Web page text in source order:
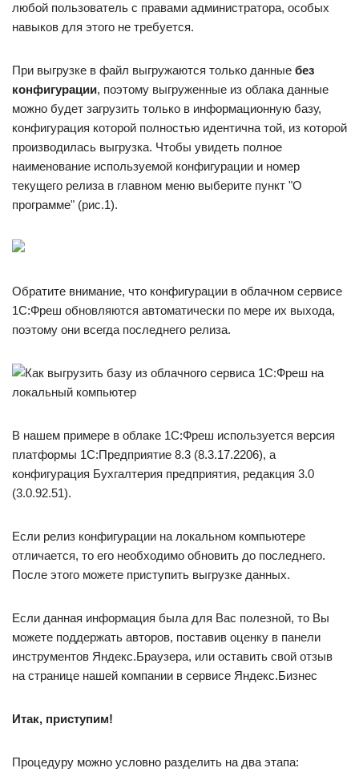
любой пользователь с правами администратора, особых
навыков для этого не требуется.
При выгрузке в файл выгружаются только данные без
конфигурации, поэтому выгруженные из облака данные
можно будет загрузить только в информационную базу,
конфигурация которой полностью идентична той, из которой
производилась выгрузка. Чтобы увидеть полное
наименование используемой конфигурации и номер
текущего релиза в главном меню выберите пункт "О
программе" (рис.1).
Обратите внимание, что конфигурации в облачном сервисе
1С:Фреш обновляются автоматически по мере их выхода,
поэтому они всегда последнего релиза.
В нашем примере в облаке 1С:Фреш используется версия
платформы 1С:Предприятие 8.3 (8.3.17.2206), а
конфигурация Бухгалтерия предприятия, редакция 3.0
(3.0.92.51).
Если релиз конфигурации на локальном компьютере
отличается, то его необходимо обновить до последнего.
После этого можете приступить выгрузке данных.
Если данная информация была для Вас полезной, то Вы
можете поддержать авторов, поставив оценку в панели
инструментов Яндекс.Браузера, или оставить свой отзыв
на странице нашей компании в сервисе Яндекс.Бизнес
Итак, приступим!
Процедуру можно условно разделить на два этапа: